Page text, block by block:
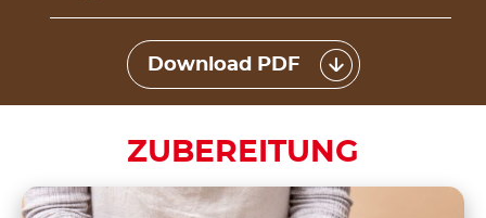
Download PDF
ZUBEREITUNG